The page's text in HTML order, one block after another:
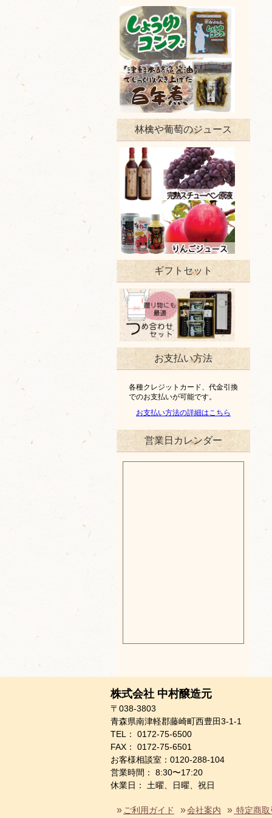
林檎や葡萄のジュース
ギフトセット
お支払い方法
各種クレジットカード、代金引換
でのお支払いが可能です。
お支払い方法の詳細はこちら
営業日カレンダー
株式会社 中村醸造元
〒038-3803
青森県南津軽郡藤崎町西豊田3-1-1
TEL： 0172-75-6500
FAX： 0172-75-6501
お客様相談室：0120-288-104
営業時間： 8:30〜17:20
休業日： 土曜、日曜、祝日
ご利用ガイド 会社案内 特定商